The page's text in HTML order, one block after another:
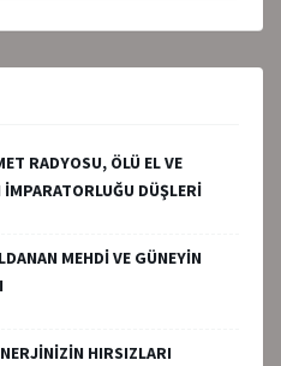
RADYOSU, ÖLÜ EL VE
DÜŞLERİ
MEHDİ VE GÜNEYİN
HIRSIZLARI